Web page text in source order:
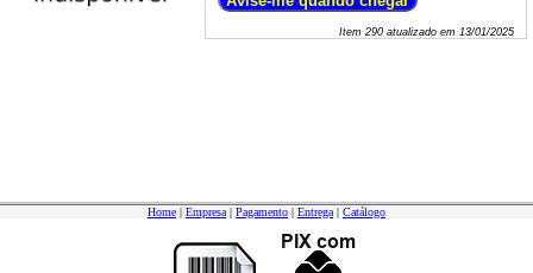
Item 290atualizado em 13/01/2025
Home | Empresa | Pagamento | Entrega | Catálogo